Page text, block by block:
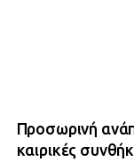
Προσωρινή
καιρικές